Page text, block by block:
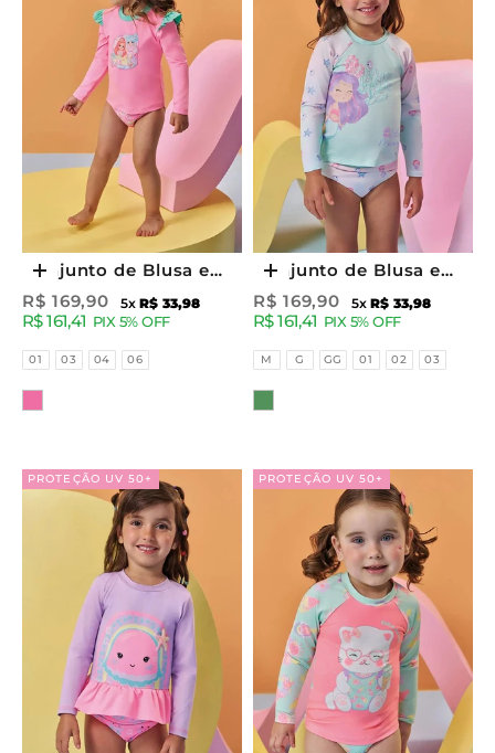
Escolher opções
Conjunto de Blusa e
Calcinha com Proteção
UV50+ 96256 Kukiê
Infantil Menina
Preço promocional
R$ 169,90 5xR$ 33,98
R$ 161,41 PIX 5% OFF
Tamanhos
01 03 04 06
Escolher opções
Conjunto de Blusa e
Calcinha em Malha
com Proteção UV50+
93237 Kukiê Bebê
Menina
Preço promocional
R$ 169,90 5xR$ 33,98
R$ 161,41 PIX 5% OFF
Tamanhos
M G GG 01 02 03
PROTEÇÃO UV 50+ PROTEÇÃO UV 50+